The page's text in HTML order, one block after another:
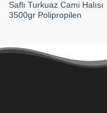
Saflı Turkuaz Cami Halısı
3500gr Polipropilen